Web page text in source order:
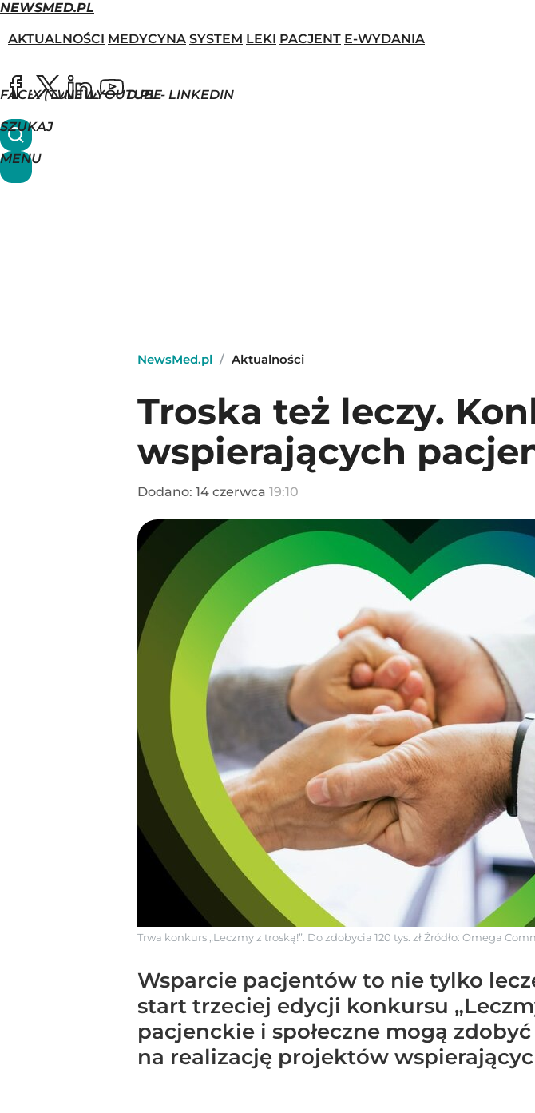
NEWSMED.PL
AKTUALNOŚCI MEDYCYNA SYSTEM LEKI PACJENT E-WYDANIA
FACEBOOK
X (TWITTER)
NEWSMED.PL - LINKEDIN
YOUTUBE
SZUKAJ
MENU
NewsMed.pl / Aktualności
Troska też leczy.
wspierających
Dodano: 14 czerwca 19:10
Trwa konkurs „Leczmy z troską!”. Do zdobycia 120 tys. zł Źródło: Omega
Wsparcie pacjentów to nie tylko
start trzeciej edycji konkursu
pacjenckie i społeczne mogą
na realizację projektów